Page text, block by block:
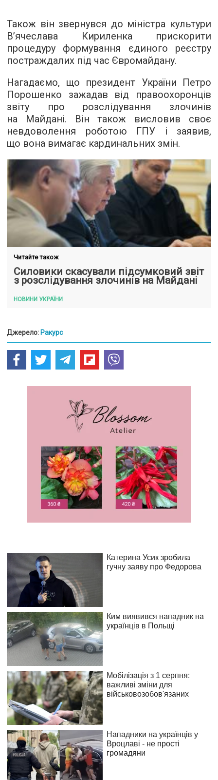
Також він звернувся до міністра культури
В’ячеслава Кириленка прискорити
процедуру формування єдиного реєстру
постраждалих під час Євромайдану.
Нагадаємо, що президент України Петро
Порошенко зажадав від правоохоронців
звіту про розслідування злочинів
на Майдані. Він також висловив своє
невдоволення роботою ГПУ і заявив,
що вона вимагає кардинальних змін.
Читайте також
Силовики скасували підсумковий звіт
з розслідування злочинів на Майдані
НОВИНИ УКРАЇНИ
Джерело: Ракурс